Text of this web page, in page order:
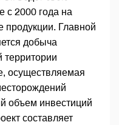
с 2000 года на
продукции. Главной
добыча
территории
осуществляемая
объем инвестиций
составляет